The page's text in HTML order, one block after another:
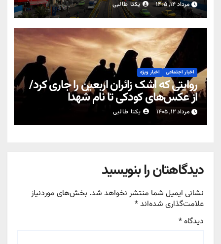
مرداد ۱۴, ۱۴۰۵ یکتا طالبی
اخبار اجتماعی اخبار ویژه
روایتی که اشک زائران اربعین را جاری کرد/
از عکس‌های کودکی تا نام شهدا
مرداد ۱۲, ۱۴۰۵ یکتا طالبی
دیدگاهتان را بنویسید
نشانی ایمیل شما منتشر نخواهد شد. بخش‌های موردنیاز
علامت‌گذاری شده‌اند*
دیدگاه*